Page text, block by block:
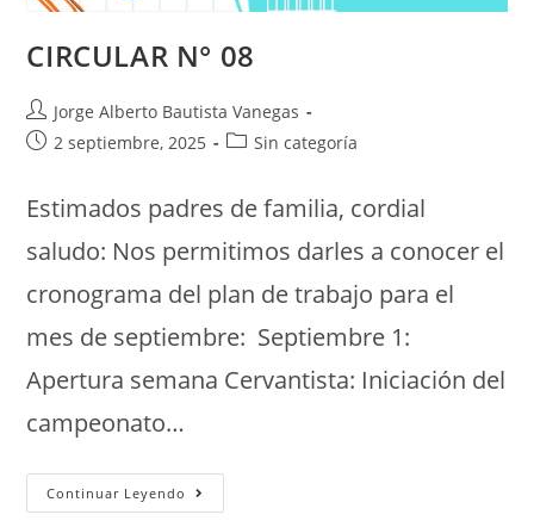
CIRCULAR N° 08
Jorge Alberto Bautista Vanegas
2 septiembre, 2025
Sin categoría
Estimados padres de familia, cordial
saludo: Nos permitimos darles a conocer el
cronograma del plan de trabajo para el
mes de septiembre: Septiembre 1:
Apertura semana Cervantista: Iniciación del
campeonato…
Continuar Leyendo